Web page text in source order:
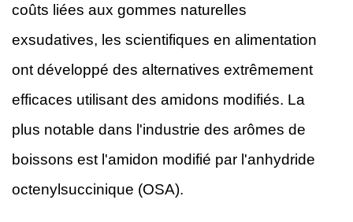
coûts liées aux gommes naturelles
exsudatives, les scientifiques en alimentation
ont développé des alternatives extrêmement
efficaces utilisant des amidons modifiés. La
plus notable dans l'industrie des arômes de
boissons est l'amidon modifié par l'anhydride
octenylsuccinique (OSA).